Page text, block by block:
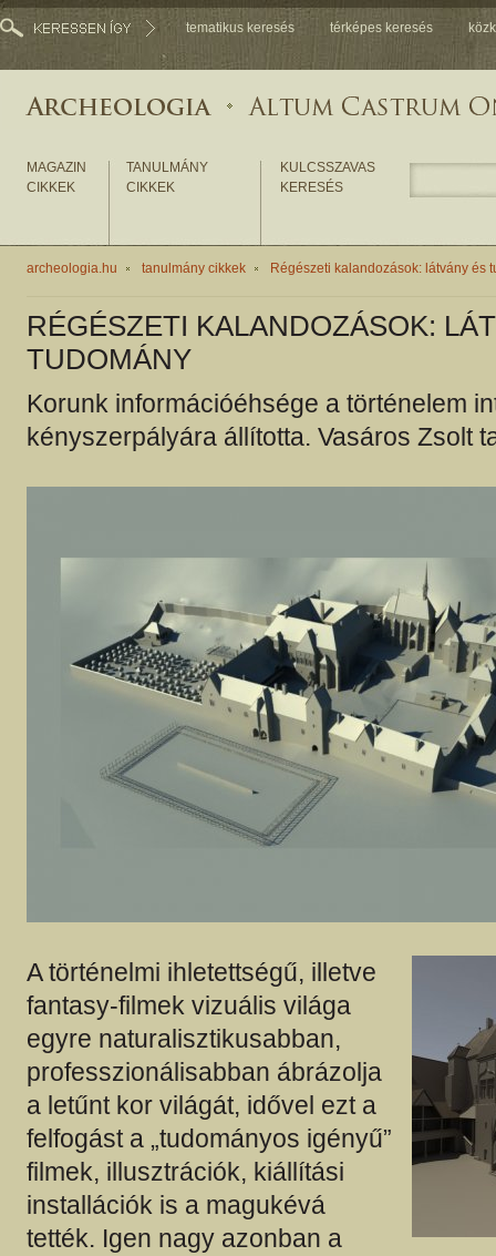
tematikus keresés térképes keresés
MAGAZIN
CIKKEK
TANULMÁNY
CIKKEK
KULCSSZAVAS
KERESÉS
archeologia.hu tanulmány cikkek Régészeti kalandozások: látvány és
RÉGÉSZETI KALANDOZÁSOK:
TUDOMÁNY
Korunk információéhsége a történelem
kényszerpályára állította. Vasáros Zsolt
A történelmi ihletettségű, illetve
fantasy-filmek vizuális világa
egyre naturalisztikusabban,
professzionálisabban ábrázolja
a letűnt kor világát, idővel ezt a
felfogást a „tudományos igényű”
filmek, illusztrációk, kiállítási
installációk is a magukévá
tették. Igen nagy azonban a